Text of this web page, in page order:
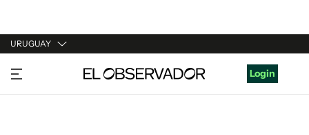
URUGUAY
URUGUAY
ARGENTINA
Login